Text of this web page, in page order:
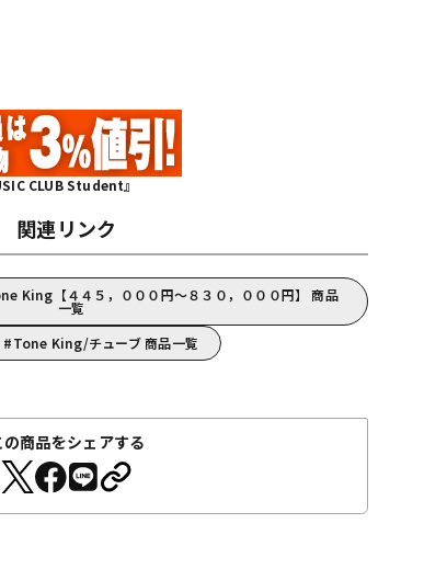
CLUB Student』
関連リンク
King【４４５，０００円～８３０，０００円】 商品
一覧
Tone King/チューブ 商品一覧
の商品をシェアする